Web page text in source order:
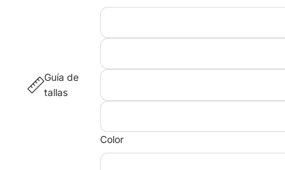
Guía de
tallas
Color